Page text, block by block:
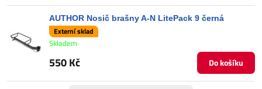
AUTHOR Nosič brašny A-N LitePack 9 černá
Externí sklad
Skladem
550 Kč Do košíku